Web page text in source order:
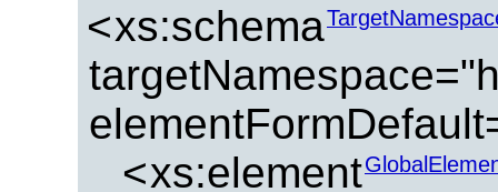
<xs:schema
<xs:element